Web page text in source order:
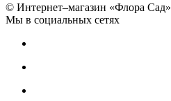
© Интернет–магазин «Флора Сад»
Мы в социальных сетях